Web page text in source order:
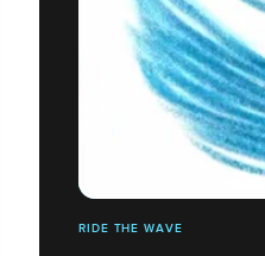
RIDE THE WAVE